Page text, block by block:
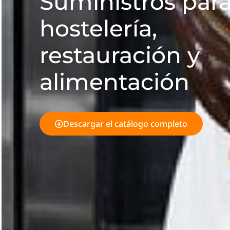
hostelería,
restauración y
alimentación
Descargar el catálogo completo